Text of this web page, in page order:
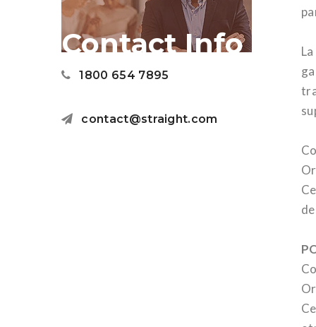
Contact Info
1800 654 7895
contact@straight.com